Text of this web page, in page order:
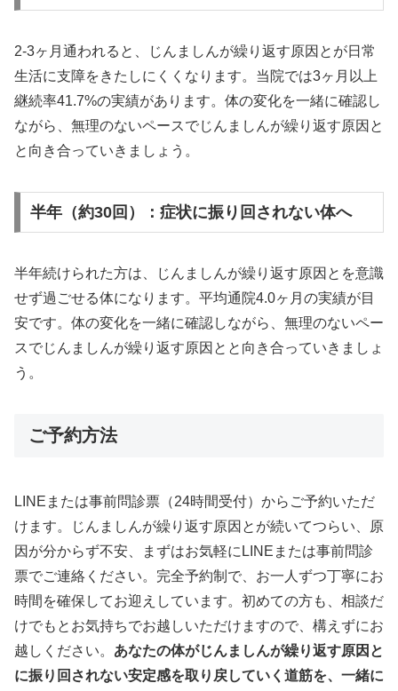
2-3ヶ月通われると、じんましんが繰り返す原因とが日常
生活に支障をきたしにくくなります。当院では3ヶ月以上
継続率41.7%の実績があります。体の変化を一緒に確認し
ながら、無理のないペースでじんましんが繰り返す原因と
と向き合っていきましょう。
半年（約30回）：症状に振り回されない体へ
半年続けられた方は、じんましんが繰り返す原因とを意識
せず過ごせる体になります。平均通院4.0ヶ月の実績が目
安です。体の変化を一緒に確認しながら、無理のないペー
スでじんましんが繰り返す原因とと向き合っていきましょ
う。
ご予約方法
LINEまたは事前問診票（24時間受付）からご予約いただ
けます。じんましんが繰り返す原因とが続いてつらい、原
因が分からず不安、まずはお気軽にLINEまたは事前問診
票でご連絡ください。完全予約制で、お一人ずつ丁寧にお
時間を確保してお迎えしています。初めての方も、相談だ
けでもとお気持ちでお越しいただけますので、構えずにお
越しください。 あなたの体がじんましんが繰り返す原因と
に振り回されない安定感を取り戻していく道筋を、一緒に